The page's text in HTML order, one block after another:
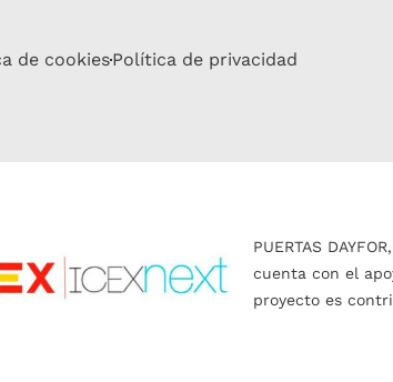
de cookiesPolítica de privacidad
PUERTAS
cuenta con el
proyecto es